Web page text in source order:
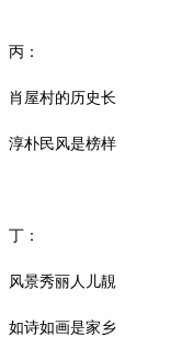
丙：
肖屋村的历史长
淳朴民风是榜样
丁：
风景秀丽人儿靚
如诗如画是家乡